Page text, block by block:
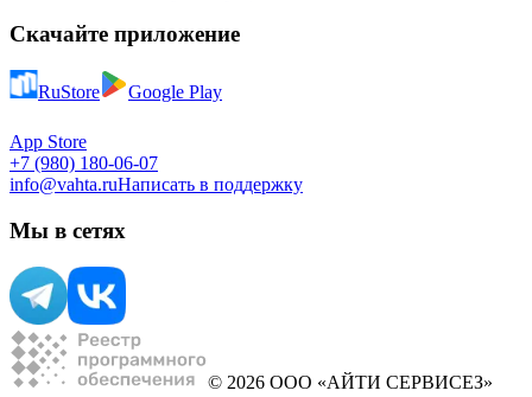
Скачайте приложение
RuStore Google Play
App Store
+7 (980) 180-06-07
info@vahta.ruНаписать в поддержку
Мы в сетях
© 2026 ООО «АЙТИ СЕРВИСЕЗ»